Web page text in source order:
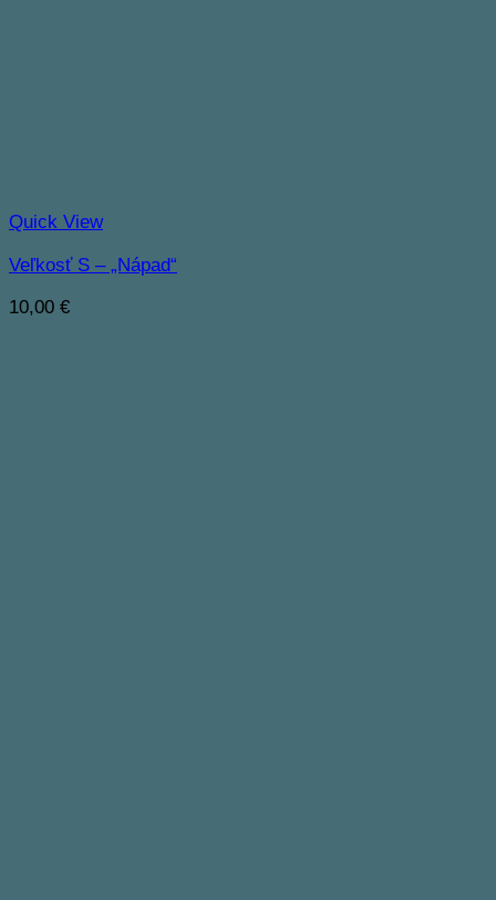
Quick View
Veľkosť S – „Nápad“
10,00 €